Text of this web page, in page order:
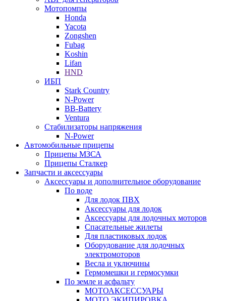
Мотопомпы
Honda
Yacota
Zongshen
Fubag
Koshin
Lifan
HND
ИБП
Stark Country
N-Power
BB-Battery
Ventura
Стабилизаторы напряжения
N-Power
Автомобильные прицепы
Прицепы МЗСА
Прицепы Сталкер
Запчасти и аксессуары
Аксессуары и дополнительное оборудование
По воде
Для лодок ПВХ
Аксессуары для лодок
Аксессуары для лодочных моторов
Спасательные жилеты
Для пластиковых лодок
Оборудование для лодочных
электромоторов
Весла и уключины
Гермомешки и гермосумки
По земле и асфальту
МОТОАКСЕССУАРЫ